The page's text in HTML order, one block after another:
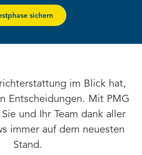
sichern
im Blick hat,
Entscheidungen. Mit PMG
und Ihr Team dank aller
immer auf dem neuesten
Stand.